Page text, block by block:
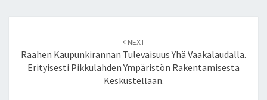
navigation
NEXT
Raahen Kaupunkirannan Tulevaisuus Yhä Vaakalaudalla.
Erityisesti Pikkulahden Ympäristön Rakentamisesta
Keskustellaan.